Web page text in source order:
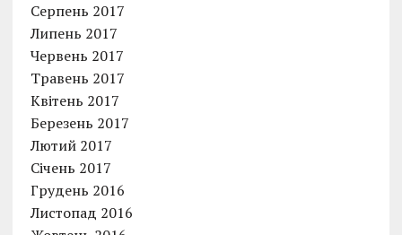
Серпень 2017
Липень 2017
Червень 2017
Травень 2017
Квітень 2017
Березень 2017
Лютий 2017
Січень 2017
Грудень 2016
Листопад 2016